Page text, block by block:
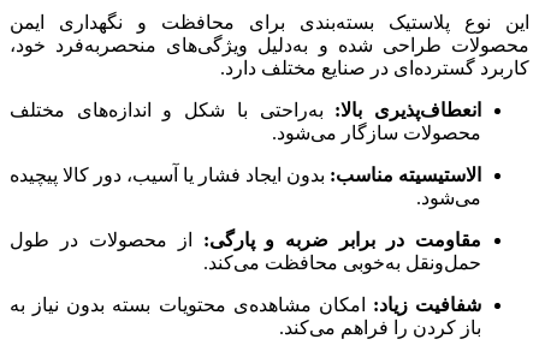
این نوع پلاستیک بسته‌بندی برای محافظت و نگهداری ایمن
محصولات طراحی شده و به‌دلیل ویژگی‌های منحصربه‌فرد خود،
کاربرد گسترده‌ای در صنایع مختلف دارد.
انعطاف‌پذیری بالا: به‌راحتی با شکل و اندازه‌های مختلف
محصولات سازگار می‌شود.
الاستیسیته مناسب: بدون ایجاد فشار یا آسیب، دور کالا پیچیده
می‌شود.
مقاومت در برابر ضربه و پارگی: از محصولات در طول
حمل‌ونقل به‌خوبی محافظت می‌کند.
شفافیت زیاد: امکان مشاهده‌ی محتویات بسته بدون نیاز به
باز کردن را فراهم می‌کند.